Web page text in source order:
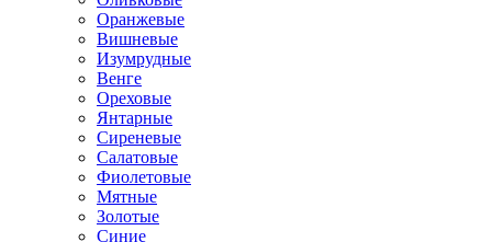
Оранжевые
Вишневые
Изумрудные
Венге
Ореховые
Янтарные
Сиреневые
Салатовые
Фиолетовые
Мятные
Золотые
Синие